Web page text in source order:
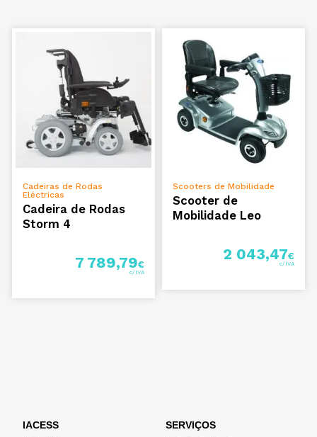
ADICIONAR
Cadeiras de Rodas
Eléctricas
Cadeira de Rodas
Storm 4
7 789,79€
VER OPÇÕES
Scooters de Mobilidade
Scooter de
Mobilidade Leo
2 043,47€
IACESS SERVIÇOS